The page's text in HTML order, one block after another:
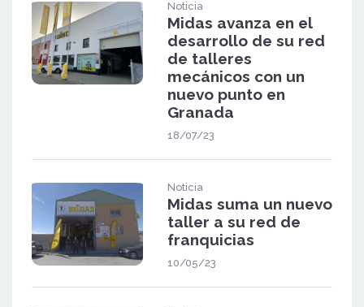
Noticia
Midas avanza en el
desarrollo de su red
de talleres
mecánicos con un
nuevo punto en
Granada
18/07/23
Noticia
Midas suma un nuevo
taller a su red de
franquicias
10/05/23